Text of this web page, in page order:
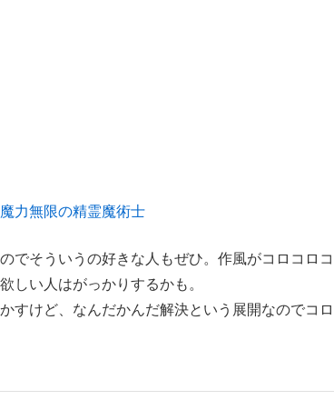
力無限の精霊魔術士
でそういうの好きな人もぜひ。作風がコロコロ
しい人はがっかりするかも。
すけど、なんだかんだ解決という展開なのでコ